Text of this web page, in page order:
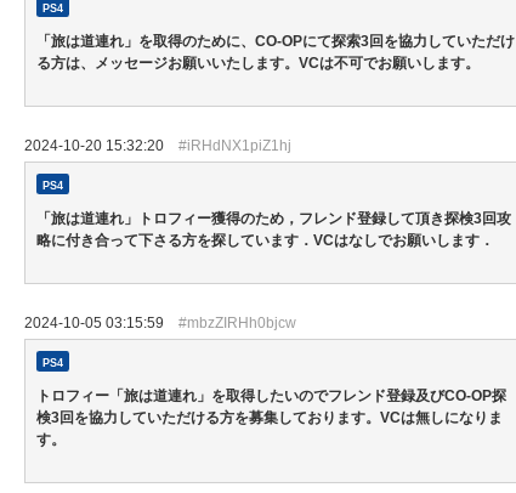
PS4
「旅は道連れ」を取得のために、CO-OPにて探索3回を協力していただけ
る方は、メッセージお願いいたします。VCは不可でお願いします。
2024-10-20 15:32:20 #iRHdNX1piZ1hj
PS4
「旅は道連れ」トロフィー獲得のため，フレンド登録して頂き探検3回攻
略に付き合って下さる方を探しています．VCはなしでお願いします．
2024-10-05 03:15:59 #mbzZIRHh0bjcw
PS4
トロフィー「旅は道連れ」を取得したいのでフレンド登録及びCO-OP探
検3回を協力していただける方を募集しております。VCは無しになりま
す。